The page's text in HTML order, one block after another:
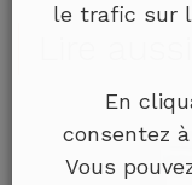
le trafic sur
En
consentez
Vous